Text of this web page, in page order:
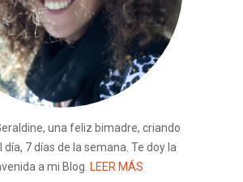
una feliz bimadre, criando
día, 7 días de la semana. Te doy la
a mi Blog. LEER MÁS